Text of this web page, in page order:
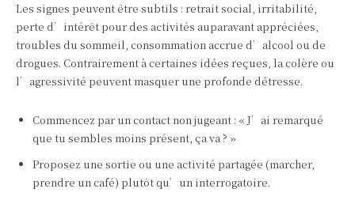
Les signes peuvent être subtils : retrait social, irritabilité,
perte d’intérêt pour des activités auparavant appréciées,
troubles du sommeil, consommation accrue d’alcool ou de
drogues. Contrairement à certaines idées reçues, la colère ou
l’agressivité peuvent masquer une profonde détresse.
Commencez par un contact non jugeant : « J’ai remarqué
que tu sembles moins présent, ça va ? »
Proposez une sortie ou une activité partagée (marcher,
prendre un café) plutôt qu’un interrogatoire.